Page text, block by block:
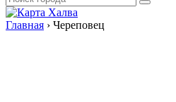
Главная › Череповец